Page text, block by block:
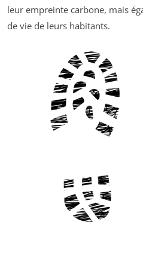
leur empreinte carbone, mais
de vie de leurs habitants.